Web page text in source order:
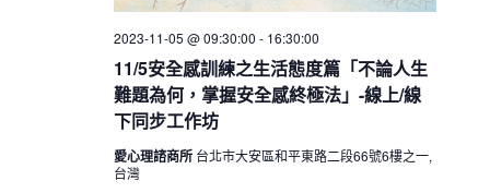
11/5安全感訓練之生活態度篇「不論人生
難題為何，掌握安全感終極法」-線上/線
下同步工作坊
2023-11-05 @ 09:30:00 - 16:30:00
愛心理諮商所 台北市大安區和平東路二段66號6樓之一,
台灣